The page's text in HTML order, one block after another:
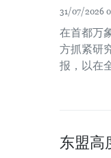
31/07/2026
在首都万
方抓紧研
报，以在
东盟高